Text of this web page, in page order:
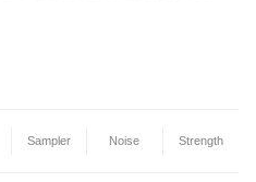
Sampler Noise Strength